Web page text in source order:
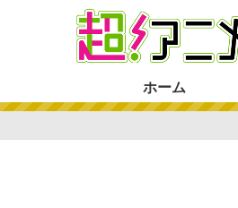
ホーム